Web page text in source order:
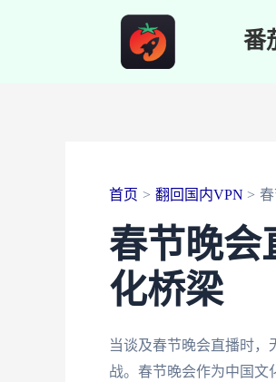
番
首页 翻回国内VPN
春节晚会
化桥梁
当谈及春节晚会直播时
战。春节晚会作为中国文